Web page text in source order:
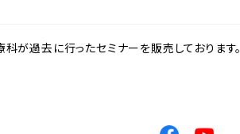
が過去に行ったセミナーを販売しております。